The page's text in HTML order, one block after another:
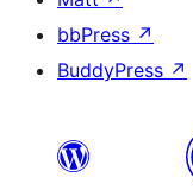
bbPress ↗
BuddyPress ↗